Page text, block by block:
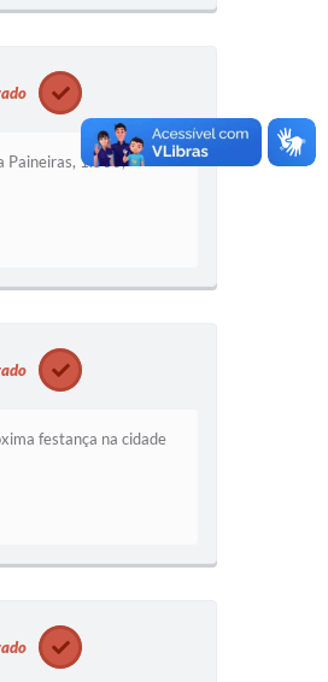
Paineiras, 1.500,
festança na cidade